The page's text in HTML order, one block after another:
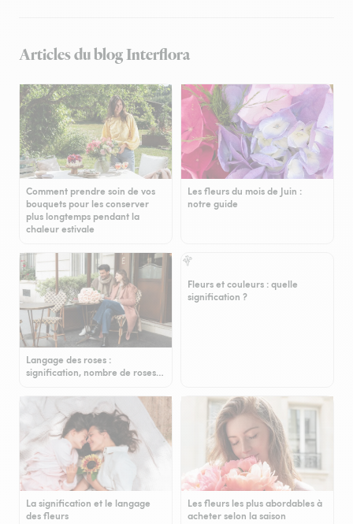
Articles du blog Interflora
Comment prendre soin de vos
bouquets pour les conserver
plus longtemps pendant la
chaleur estivale
Les fleurs du mois de Juin :
notre guide
Langage des roses :
signification, nombre de roses…
Fleurs et couleurs : quelle
signification ?
La signification et le langage
des fleurs
Les fleurs les plus abordables à
acheter selon la saison